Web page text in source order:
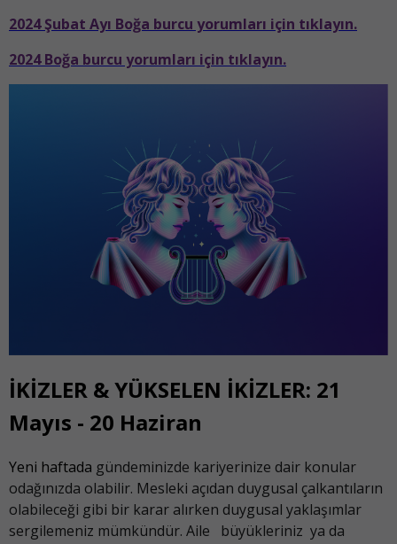
2024 Şubat Ayı Boğa burcu yorumları için tıklayın.
2024 Boğa burcu yorumları için tıklayın.
İKİZLER & YÜKSELEN İKİZLER: 21
Mayıs - 20 Haziran
Yeni haftada gündeminizde kariyerinize dair konular
odağınızda olabilir. Mesleki açıdan duygusal çalkantıların
olabileceği gibi bir karar alırken duygusal yaklaşımlar
sergilemeniz mümkündür. Aile büyükleriniz ya da